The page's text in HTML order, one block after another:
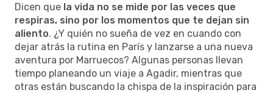
Dicen que la vida no se mide por las veces que
respiras, sino por los momentos que te dejan sin
aliento. ¿Y quién no sueña de vez en cuando con
dejar atrás la rutina en París y lanzarse a una nueva
aventura por Marruecos? Algunas personas llevan
tiempo planeando un viaje a Agadir, mientras que
otras están buscando la chispa de la inspiración para